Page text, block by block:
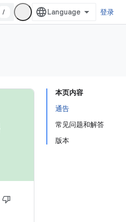
/ 登录
本页内容
通告
常见问题和解答
版本